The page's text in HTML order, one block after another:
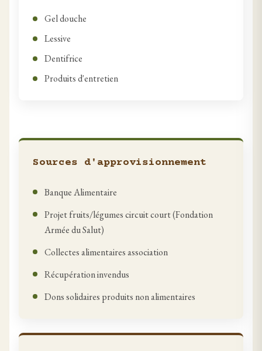
Gel douche
Lessive
Dentifrice
Produits d'entretien
Sources d'approvisionnement
Banque Alimentaire
Projet fruits/légumes circuit court (Fondation
Armée du Salut)
Collectes alimentaires association
Récupération invendus
Dons solidaires produits non alimentaires